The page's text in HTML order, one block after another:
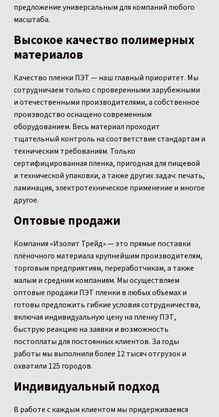
предложение универсальным для компаний любого
масштаба.
Высокое качество полимерных
материалов
Качество пленки ПЭТ — наш главный приоритет. Мы
сотрудничаем только с проверенными зарубежными
и отечественными производителями, а собственное
производство оснащено современным
оборудованием. Весь материал проходит
тщательный контроль на соответствие стандартам и
техническим требованиям. Только
сертифицированная пленка, пригодная для пищевой
и технической упаковки, а также других задач: печать,
ламинация, электротехническое применение и многое
другое.
Оптовые продажи
Компания «Изолит Трейд» — это прямые поставки
плёночного материала крупнейшим производителям,
торговым предприятиям, переработчикам, а также
малым и средним компаниям. Мы осуществляем
оптовые продажи ПЭТ пленки в любых объемах и
готовы предложить гибкие условия сотрудничества,
включая индивидуальную цену на пленку ПЭТ,
быструю реакцию на заявки и возможность
постоплаты для постоянных клиентов. За годы
работы мы выполнили более 12 тысяч отгрузок и
охватили 125 городов.
Индивидуальный подход
В работе с каждым клиентом мы придерживаемся